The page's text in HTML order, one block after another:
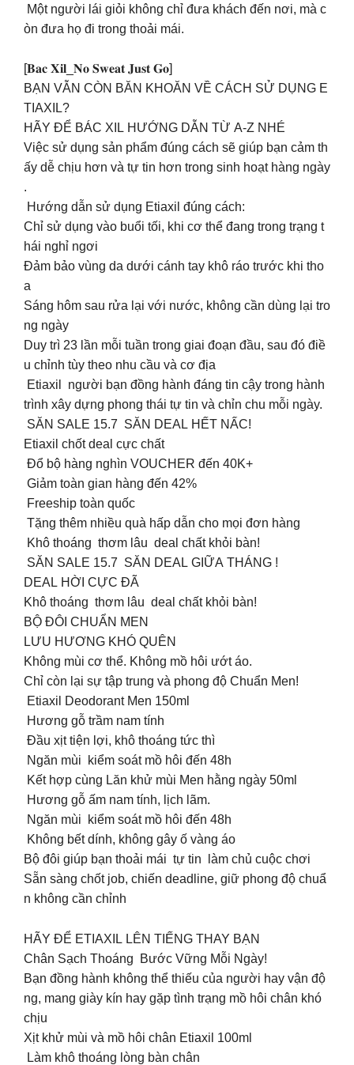
Một người lái giỏi không chỉ đưa khách đến nơi, mà c
òn đưa họ đi trong thoải mái.
[𝐁𝐚𝐜 𝐗𝐢𝐥_𝐍𝐨 𝐒𝐰𝐞𝐚𝐭 𝐉𝐮𝐬𝐭 𝐆𝐨]
BẠN VẪN CÒN BĂN KHOĂN VỀ CÁCH SỬ DỤNG E
TIAXIL?
HÃY ĐỂ BÁC XIL HƯỚNG DẪN TỪ A-Z NHÉ
Việc sử dụng sản phẩm đúng cách sẽ giúp bạn cảm th
ấy dễ chịu hơn và tự tin hơn trong sinh hoạt hàng ngày
.
Hướng dẫn sử dụng Etiaxil đúng cách:
Chỉ sử dụng vào buổi tối, khi cơ thể đang trong trạng t
hái nghỉ ngơi
Đảm bảo vùng da dưới cánh tay khô ráo trước khi tho
a
Sáng hôm sau rửa lại với nước, không cần dùng lại tro
ng ngày
Duy trì 23 lần mỗi tuần trong giai đoạn đầu, sau đó điề
u chỉnh tùy theo nhu cầu và cơ địa
Etiaxil người bạn đồng hành đáng tin cậy trong hành
trình xây dựng phong thái tự tin và chỉn chu mỗi ngày.
SĂN SALE 15.7 SĂN DEAL HẾT NẤC!
Etiaxil chốt deal cực chất
Đổ bộ hàng nghìn VOUCHER đến 40K+
Giảm toàn gian hàng đến 42%
Freeship toàn quốc
Tặng thêm nhiều quà hấp dẫn cho mọi đơn hàng
Khô thoáng thơm lâu deal chất khỏi bàn!
SĂN SALE 15.7 SĂN DEAL GIỮA THÁNG !
DEAL HỜI CỰC ĐÃ
Khô thoáng thơm lâu deal chất khỏi bàn!
BỘ ĐÔI CHUẨN MEN
LƯU HƯƠNG KHÓ QUÊN
Không mùi cơ thể. Không mồ hôi ướt áo.
Chỉ còn lại sự tập trung và phong độ Chuẩn Men!
Etiaxil Deodorant Men 150ml
Hương gỗ trầm nam tính
Đầu xịt tiện lợi, khô thoáng tức thì
Ngăn mùi kiểm soát mồ hôi đến 48h
Kết hợp cùng Lăn khử mùi Men hằng ngày 50ml
Hương gỗ ấm nam tính, lịch lãm.
Ngăn mùi kiểm soát mồ hôi đến 48h
Không bết dính, không gây ố vàng áo
Bộ đôi giúp bạn thoải mái tự tin làm chủ cuộc chơi
Sẵn sàng chốt job, chiến deadline, giữ phong độ chuẩ
n không cần chỉnh
HÃY ĐỂ ETIAXIL LÊN TIẾNG THAY BẠN
Chân Sạch Thoáng Bước Vững Mỗi Ngày!
Bạn đồng hành không thể thiếu của người hay vận độ
ng, mang giày kín hay gặp tình trạng mồ hôi chân khó
chịu
Xịt khử mùi và mồ hôi chân Etiaxil 100ml
Làm khô thoáng lòng bàn chân